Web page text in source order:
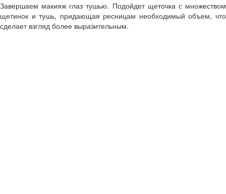
Завершаем макияж глаз тушью. Подойдет щеточка с множеством
щетинок и тушь, придающая ресницам необходимый объем, что
сделает взгляд более выразительным.